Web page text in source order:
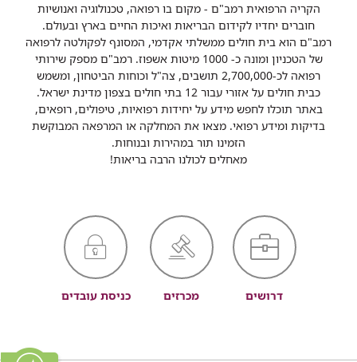
הקריה הרפואית רמב"ם - מקום בו רפואה, טכנולוגיה ואנושיות
חוברים יחדיו לקידום הבריאות ואיכות החיים בארץ ובעולם.
רמב"ם הוא בית חולים ממשלתי אקדמי, המסונף לפקולטה לרפואה
של הטכניון ומונה כ- 1000 מיטות אשפוז. רמב"ם מספק שירותי
רפואה לכ-2,700,000 תושבים, צה"ל וכוחות הביטחון, ומשמש
כבית חולים על אזורי עבור 12 בתי חולים בצפון מדינת ישראל.
באתר תוכלו לחפש מידע על יחידות רפואיות, טיפולים, רופאים,
בדיקות ומידע רפואי. מצאו את המחלקה או המרפאה המבוקשת
הזמינו תור במהירות ובנוחות.
מאחלים לכולנו הרבה בריאות!
דרושים מכרזים כניסת עובדים